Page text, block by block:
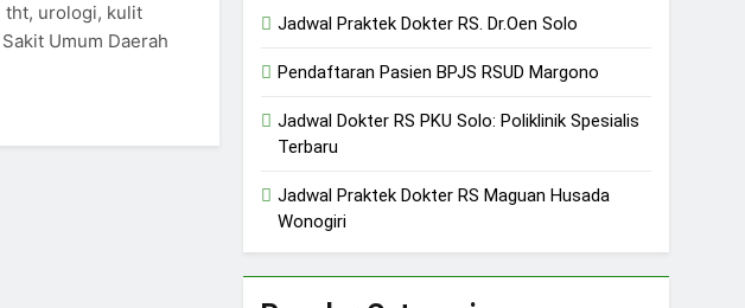
tht, urologi, kulit
Umum Daerah
Jadwal Praktek Dokter RS. Dr.Oen Solo
Pendaftaran Pasien BPJS RSUD Margono
Jadwal Dokter RS PKU Solo: Poliklinik Spesialis
Terbaru
Jadwal Praktek Dokter RS Maguan Husada
Wonogiri